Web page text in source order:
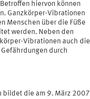
hiervon können
Ganzkörper-Vibrationen
Menschen über die Füße
werden. Neben den
Vibrationen auch die
durch
bildet die am 9. März 2007